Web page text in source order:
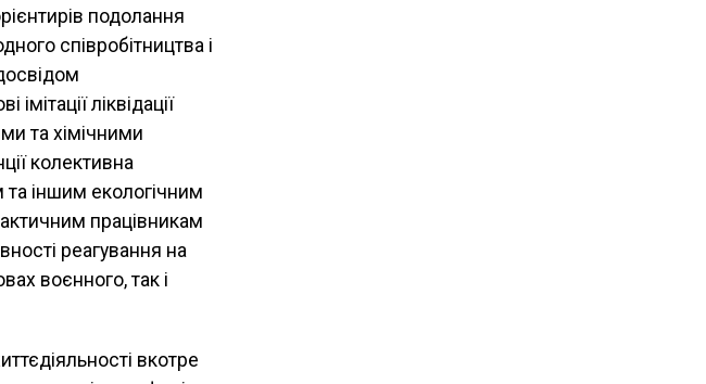
подолання
співробітництва і
ліквідації
та хімічними
колективна
та іншим екологічним
працівникам
реагування на
воєнного, так і
вкотре